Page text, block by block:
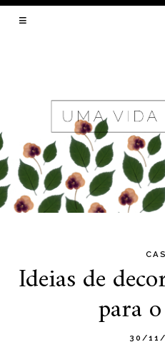
LIXO ZERO,
Ideias de
para
30/11/